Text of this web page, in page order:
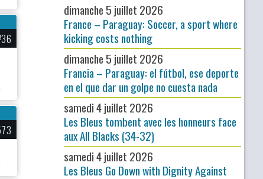
dimanche 5 juillet 2026
France – Paraguay: Soccer, a sport where
kicking costs nothing
dimanche 5 juillet 2026
Francia – Paraguay: el fútbol, ese deporte
en el que dar un golpe no cuesta nada
samedi 4 juillet 2026
Les Bleus tombent avec les honneurs face
aux All Blacks (34-32)
samedi 4 juillet 2026
Les Bleus Go Down with Dignity Against